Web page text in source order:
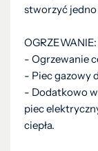
stworzyć jedno
OGRZEWANIE:
- Ogrzewanie
- Piec gazowy
- Dodatkowo
piec
ciepła.